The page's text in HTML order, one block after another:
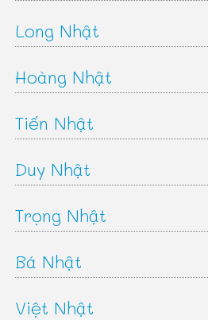
Long Nhật
Hoàng Nhật
Tiến Nhật
Duy Nhật
Trọng Nhật
Bá Nhật
Việt Nhật